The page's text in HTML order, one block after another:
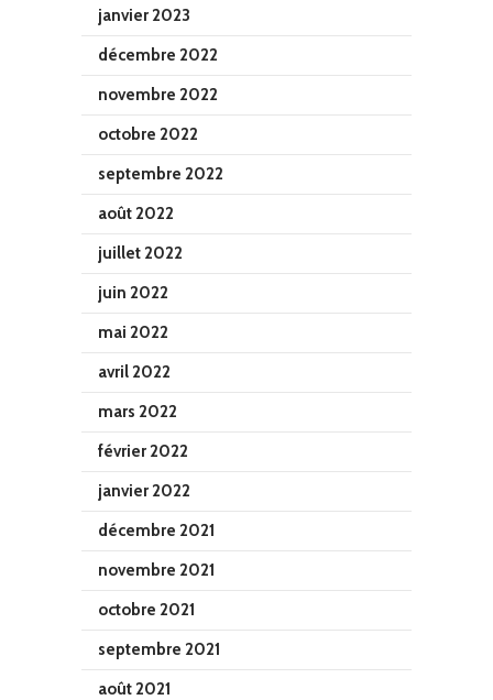
janvier 2023
décembre 2022
novembre 2022
octobre 2022
septembre 2022
août 2022
juillet 2022
juin 2022
mai 2022
avril 2022
mars 2022
février 2022
janvier 2022
décembre 2021
novembre 2021
octobre 2021
septembre 2021
août 2021